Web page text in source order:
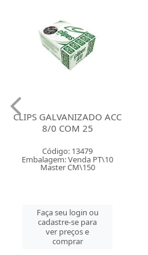
CLIPS GALVANIZADO ACC
8/0 COM 25
Código: 13479
Embalagem: Venda PT\10
Master CM\150
Faça seu login ou
cadastre-se para
ver preços e
comprar